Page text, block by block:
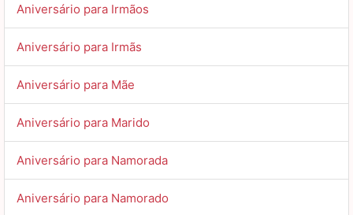
Aniversário para Irmãos
Aniversário para Irmãs
Aniversário para Mãe
Aniversário para Marido
Aniversário para Namorada
Aniversário para Namorado